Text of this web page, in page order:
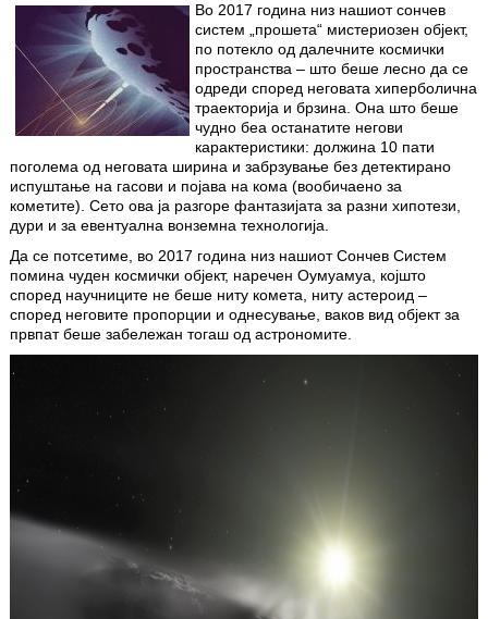
Во 2017 година низ нашиот сончев
систем „прошета“ мистериозен објект,
по потекло од далечните космички
пространства – што беше лесно да се
одреди според неговата хиперболична
траекторија и брзина. Она што беше
чудно беа останатите негови
карактеристики: должина 10 пати
поголема од неговата ширина и забрзување без детектирано
испуштање на гасови и појава на кома (вообичаено за
кометите). Сето ова ја разгоре фантазијата за разни хипотези,
дури и за евентуална вонземна технологија.
Да се потсетиме, во 2017 година низ нашиот Сончев Систем
помина чуден космички објект, наречен Оумуамуа, којшто
според научниците не беше ниту комета, ниту астероид –
според неговите пропорции и однесување, ваков вид објект за
првпат беше забележан тогаш од астрономите.